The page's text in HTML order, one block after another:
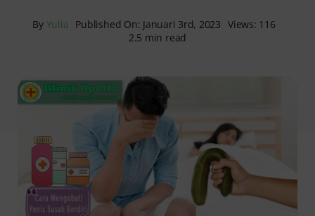
By Yulia Published On: Januari 3rd, 2023 Views: 116
2.5 min read